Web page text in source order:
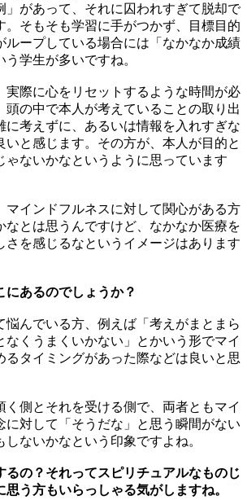
」があって、それに囚われすぎて脱却で
。そもそも学習に手がつかず、目標目的
ループしている場合には「なかなか成績
学生が多いですね。
実際に心をリセットするような時間が必
頭の中で本人が考えていることの取り出
に考えずに、あるいは情報を入れすぎな
いと感じます。その方が、本人が目的と
ゃないかなというように思っています
マインドフルネスに対して関心がある方
なとは思うんですけど、なかなか医療を
さを感じるなというイメージはあります
にあるのでしょうか？
悩んでいる方、例えば「考えがまとまら
なくうまくいかない」とかいう形でマイ
るタイミングがあった際などは良いと思
く側とそれを受ける側で、両者ともマイ
に対して「そうだな」と思う瞬間がない
しないかなという印象ですよね。
るの？それってスピリチュアルなものじ
思う方もいらっしゃる気がしますね。